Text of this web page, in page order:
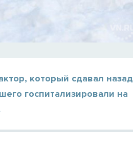
который сдавал назад
госпитализировали на